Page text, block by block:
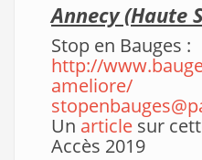
Annecy (Haute
Stop en Bauges :
http://
ameliore/
Un article sur
Accès 2019